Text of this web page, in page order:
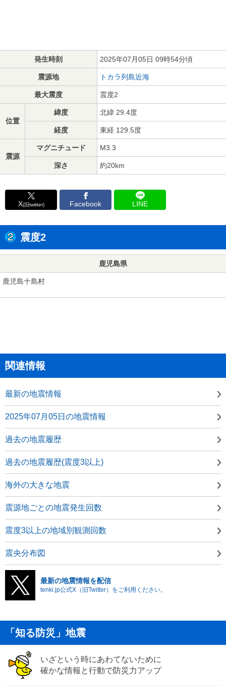
発生時刻 2025年07月05日 09時54分頃
震源地 トカラ列島近海
最大震度 震度2
位置
緯度 北緯 29.4度
経度 東経 129.5度
震源
マグニチュード M3.3
深さ 約20km
X(旧twitter) Facebook LINE
震度2
鹿児島県
鹿児島十島村
関連情報
最新の地震情報
2025年07月05日の地震情報
過去の地震履歴
過去の地震履歴(震度3以上)
海外の大きな地震
震源地ごとの地震発生回数
震度3以上の地域別観測回数
震央分布図
最新の地震情報を配信
tenki.jp公式X（旧Twitter）をご利用ください。
「知る防災」地震
いざという時にあわてないために
確かな情報と行動で防災力アップ